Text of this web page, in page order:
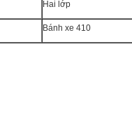
Hai lớp
Bánh xe 410